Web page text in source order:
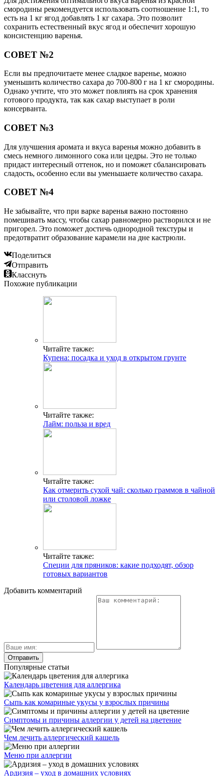
смородины рекомендуется использовать соотношение 1:1, то
есть на 1 кг ягод добавлять 1 кг сахара. Это позволит
сохранить естественный вкус ягод и обеспечит хорошую
консистенцию варенья.
СОВЕТ №2
Если вы предпочитаете менее сладкое варенье, можно
уменьшить количество сахара до 700-800 г на 1 кг смородины.
Однако учтите, что это может повлиять на срок хранения
готового продукта, так как сахар выступает в роли
консерванта.
СОВЕТ №3
Для улучшения аромата и вкуса варенья можно добавить в
смесь немного лимонного сока или цедры. Это не только
придаст интересный оттенок, но и поможет сбалансировать
сладость, особенно если вы уменьшаете количество сахара.
СОВЕТ №4
Не забывайте, что при варке варенья важно постоянно
помешивать массу, чтобы сахар равномерно растворился и не
пригорел. Это поможет достичь однородной текстуры и
предотвратит образование карамели на дне кастрюли.
Поделиться
Отправить
Класснуть
Похожие публикации
Читайте также:
Купена: посадка и уход в открытом грунте
Читайте также:
Лайм: польза и вред
Читайте также:
Как отмерить сухой чай: сколько граммов в чайной
или столовой ложке
Читайте также:
Специи для пряников: какие подходят, обзор
готовых вариантов
Добавить комментарий
Популярные статьи
Календарь цветения для аллергика
Сыпь как комариные укусы у взрослых причины
Симптомы и причины аллергии у детей на цветение
Чем лечить аллергический кашель
Меню при аллергии
Ардизия – уход в домашних условиях